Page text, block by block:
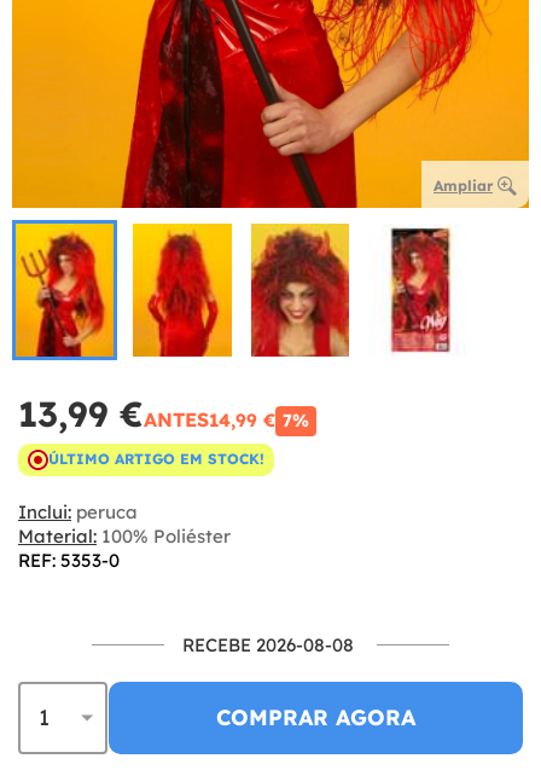
Ampliar
13,99 €ANTES14,99 € 7%
ÚLTIMO ARTIGO EM STOCK!
Inclui: peruca
Material: 100% Poliéster
REF: 5353-0
RECEBE 2026-08-08
COMPRAR AGORA